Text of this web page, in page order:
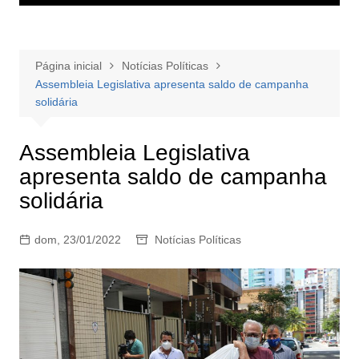
Página inicial
Notícias Políticas
Assembleia Legislativa apresenta saldo de campanha
solidária
Assembleia Legislativa
apresenta saldo de campanha
solidária
dom, 23/01/2022 Notícias Políticas